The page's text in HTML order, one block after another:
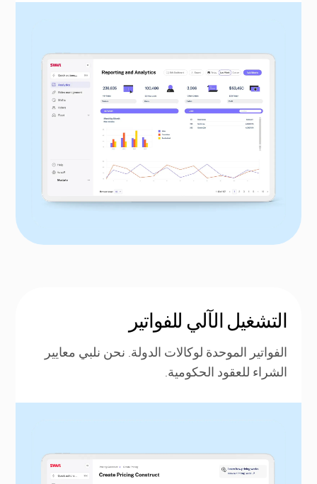
التشغيل الآلي للفواتير
الفواتير الموحدة لوكالات الدولة. نحن نلبي معايير
الشراء للعقود الحكومية.